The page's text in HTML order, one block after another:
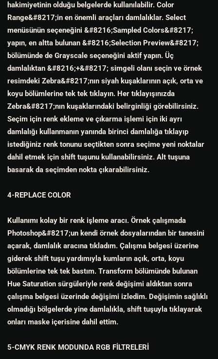
hakimiyetinin olduğu belgelerde kullanılabilir. Color
Range&#8217;in en önemli araçları damlalıklar. Select
menüsünün seçeneğini &#8216;Sampled Colors&#8217;
yapın, en altta bulunan &#8216;Selection Preview&#8217;
bölümünde de Grayscale seçeneğini aktif yapın. Üç
damlalıktan &#8216;+&#8217; simgeli olanı seçin ve örnek
resimdeki Zebra&#8217;nın siyah kuşaklarının açık, orta ve
koyu bölümlerine tek tek tıklayın. Her tıklayışınızda
Zebra&#8217;nın kuşaklarındaki belirginliği görebilirsiniz.
Seçim için renk ekleme ve çıkarma işlemi için iki ayrı
damlalığı kullanmanın yanında birinci damlalığa tıklayıp
istediğiniz renk tonunu seçtikten sonra seçime yeni noktalar
dahil etmek için shift tuşunu kullanabilirsiniz. Alt tuşuna
basarak da seçimden nokta çıkarabilirsiniz.
4-REPLACE COLOR
Kullanımı kolay bir renk işleme aracı. Örnek çalışmada
Photoshop&#8217;un kendi örnek dosyalarından bir tanesini
açarak, damlalık aracına tıkladım. Çalışma belgesi üzerine
giderek shift tuşu yardımıyla kumların açık, orta, koyu
bölümlerine tek tek bastım. Transform bölümünde bulunan
Hue Saturation sürgüleriyle renk değişimi aldıktan sonra
çalışma belgesi üzerinde değişimi izledim. Değişimin sağlıklı
olmadığı bölgelerde yine damlalıkla, shift tuşuyla tıklayarak
onları maske içerisine dahil ettim.
5-CMYK RENK MODUNDA RGB FİLTRELERİ